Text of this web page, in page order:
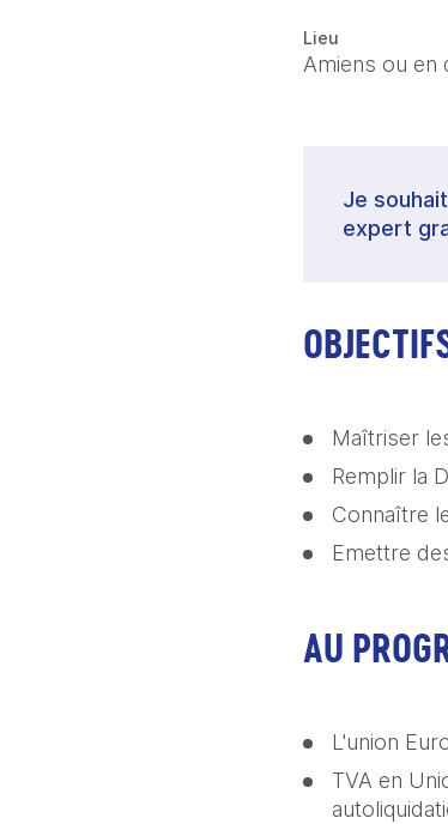
Lieu
Amiens ou en
Je
expert
Maîtriser
Remplir la
Connaître
Emettre
AU
L'union
TVA en